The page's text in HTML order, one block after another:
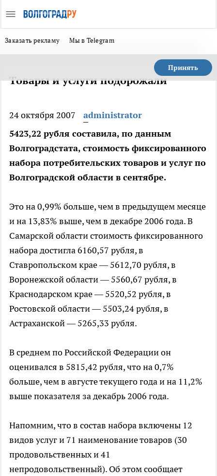
Заказать рекламу Мы в Telegram
Принять
Товары и услуги подорожали
24 октября 2007
administrator
5423,22 рубля составила, по данным
Волгоградстата, стоимость фиксированного
набора потребительских товаров и услуг по
Волгоградской области в сентябре.
Это на 0,99% больше, чем в предыдущем месяце
и на 13,83% выше, чем в декабре 2006 года. В
Самарской области стоимость фиксированного
набора достигла 6160,57 рубля, в
Ставропольском крае — 5612,70 рубля, в
Воронежской области — 5560,67 рубля, в
Краснодарском крае — 5520,52 рубля, в
Ростовской области — 5503,24 рубля, в
Астраханской — 5265,33 рубля.
В среднем по Российской Федерации он
оценивался в 5815,42 рубля, что на 0,7%
больше, чем в августе текущего года и на 11,2%
выше показателя за декабрь 2006 года.
Напомним, что в состав набора включены 12
видов услуг и 71 наименование товаров (30
продовольственных и 41
непродовольственный). Об этом сообщает